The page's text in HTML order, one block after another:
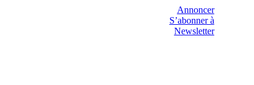
Annoncer
S’abonner à
Newsletter